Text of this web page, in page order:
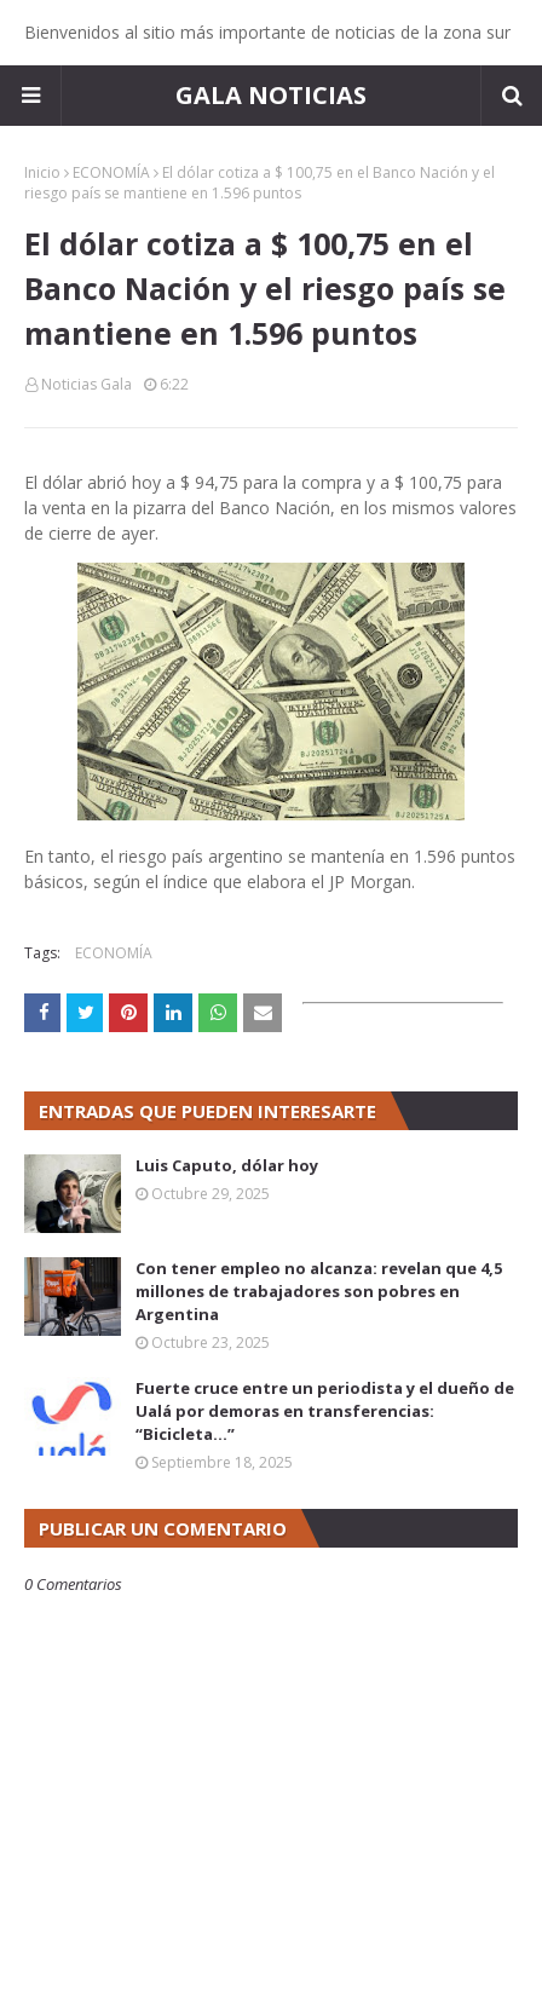
Bienvenidos al sitio más importante de noticias de la zona sur
GALA NOTICIAS
Inicio ECONOMÍA
El dólar cotiza a $ 100,75 en el Banco Nación y el
riesgo país se mantiene en 1.596 puntos
El dólar cotiza a $ 100,75 en el
Banco Nación y el riesgo país se
mantiene en 1.596 puntos
Noticias Gala 6:22
El dólar abrió hoy a $ 94,75 para la compra y a $ 100,75 para
la venta en la pizarra del Banco Nación, en los mismos valores
de cierre de ayer.
En tanto, el riesgo país argentino se mantenía en 1.596 puntos
básicos, según el índice que elabora el JP Morgan.
Tags: ECONOMÍA
ENTRADAS QUE PUEDEN INTERESARTE
Luis Caputo, dólar hoy
Octubre 29, 2025
Con tener empleo no alcanza: revelan que 4,5
millones de trabajadores son pobres en
Argentina
Octubre 23, 2025
Fuerte cruce entre un periodista y el dueño de
Ualá por demoras en transferencias:
“Bicicleta...”
Septiembre 18, 2025
PUBLICAR UN COMENTARIO
0 Comentarios